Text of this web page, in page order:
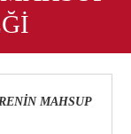
MAHSUP